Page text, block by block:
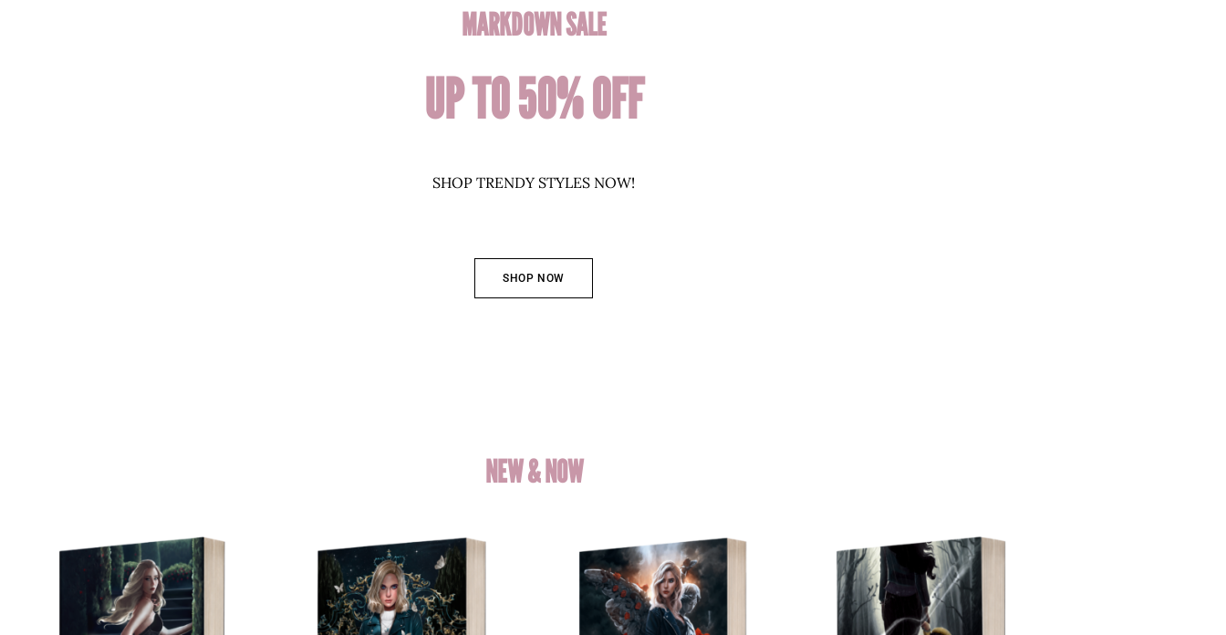
MARKDOWN SALE
UP TO 50% OFF
SHOP TRENDY STYLES NOW!
SHOP NOW
NEW & NOW